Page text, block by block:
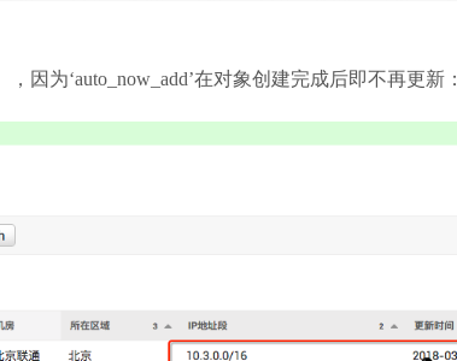
因为‘auto_now_add’在对象创建完成后即不再更新：